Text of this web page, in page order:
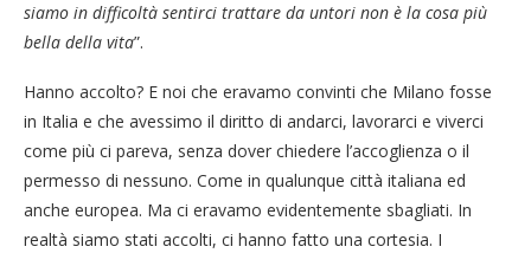
siamo in difficoltà sentirci trattare da untori non è la cosa più
bella della vita”.
Hanno accolto? E noi che eravamo convinti che Milano fosse
in Italia e che avessimo il diritto di andarci, lavorarci e viverci
come più ci pareva, senza dover chiedere l’accoglienza o il
permesso di nessuno. Come in qualunque città italiana ed
anche europea. Ma ci eravamo evidentemente sbagliati. In
realtà siamo stati accolti, ci hanno fatto una cortesia. I